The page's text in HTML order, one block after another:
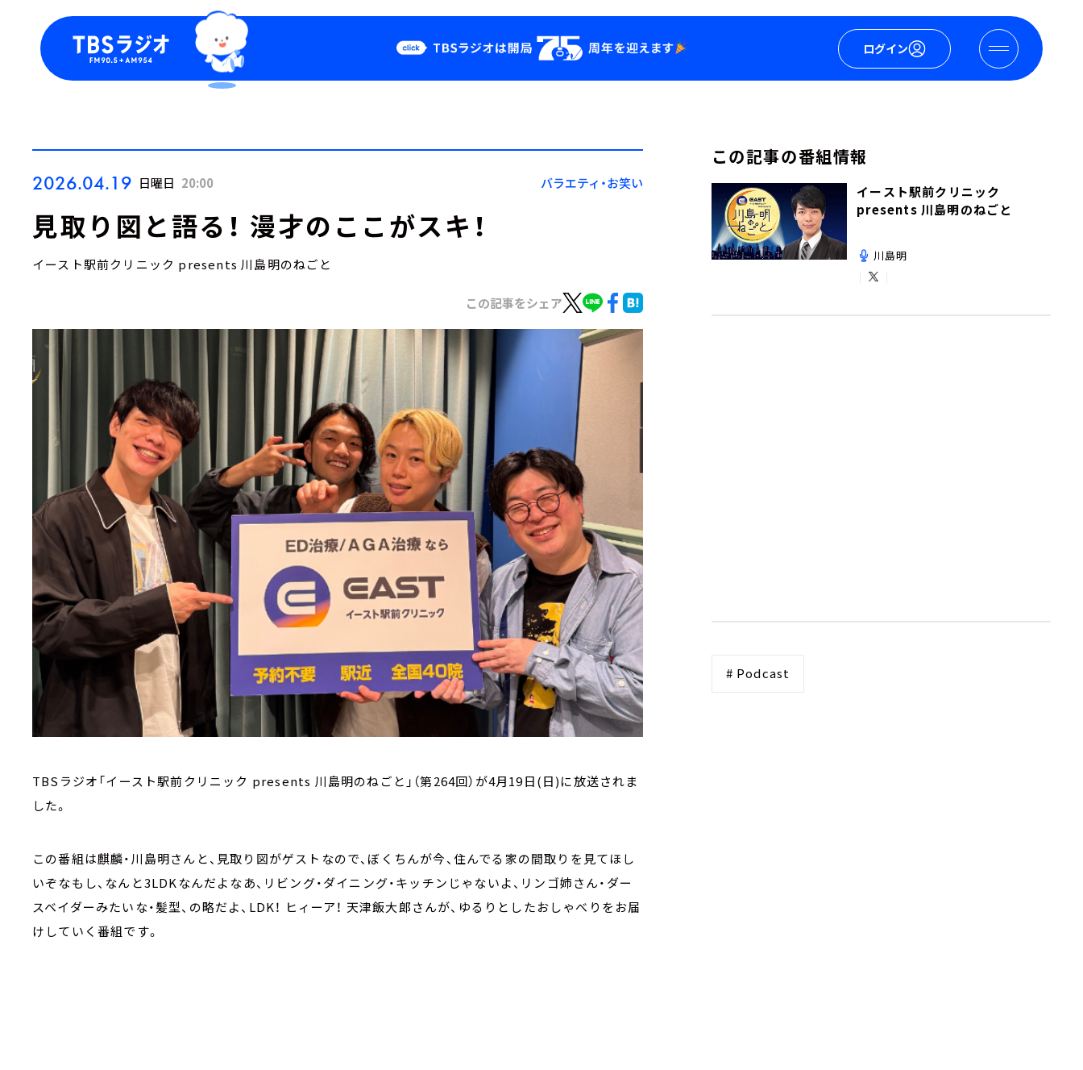
ログイン
Podcast
YouTube
会社情報
2026.04.19 日曜日 20:00 バラエティ・お笑い
見取り図と語る！ 漫才のここがスキ！
イースト駅前クリニック presents 川島明のねごと
この記事をシェア
TBSラジオ「イースト駅前クリニック presents 川島明のねごと」（第264回）が4月19日(日)に放送されま
した。
この番組は麒麟・川島明さんと、見取り図がゲストなので、ぼくちんが今、住んでる家の間取りを見てほし
いぞなもし、なんと3LDKなんだよなあ、リビング・ダイニング・キッチンじゃないよ、リンゴ姉さん・ダー
スベイダーみたいな・髪型、の略だよ、LDK！ ヒィーア！ 天津飯大郎さんが、ゆるりとしたおしゃべりをお届
けしていく番組です。
この記事の番組情報
イースト駅前クリニック
presents 川島明のねごと
川島明
# Podcast